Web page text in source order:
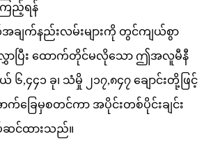
ည့်ရန်
ချက်နည်းလမ်းများကို တွင်ကျယ်စွာ
ာပြီး ထောက်တိုင်မလိုသော ဤအလူမီနီ
,၄၄၁ ခု၊ သံမှို ၂၁၇,၈၄၇ ချောင်းတို့ဖြင့်
ခြေမှစတင်ကာ အပိုင်းတစ်ပိုင်းချင်း
င်ထားသည်။